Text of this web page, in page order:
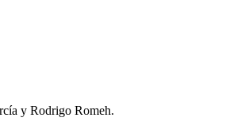
y Rodrigo Romeh.